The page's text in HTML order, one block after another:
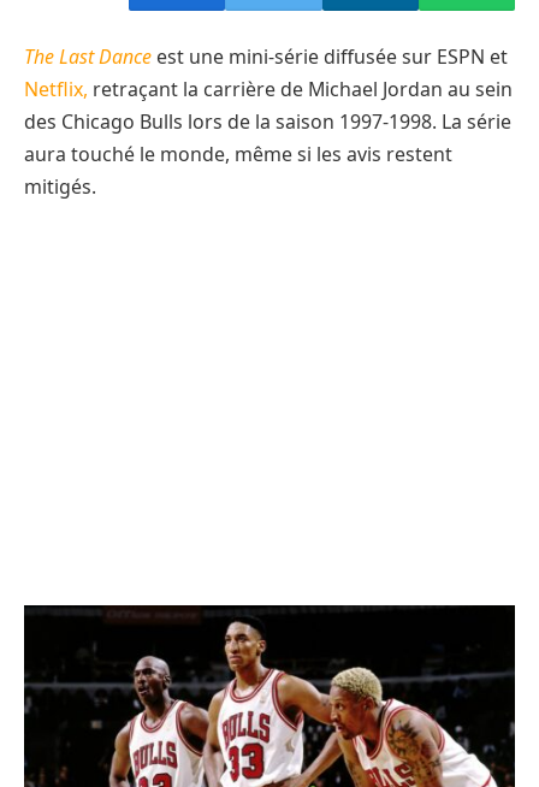
The Last Dance est une mini-série diffusée sur ESPN et
Netflix, retraçant la carrière de Michael Jordan au sein
des Chicago Bulls lors de la saison 1997-1998. La série
aura touché le monde, même si les avis restent
mitigés.